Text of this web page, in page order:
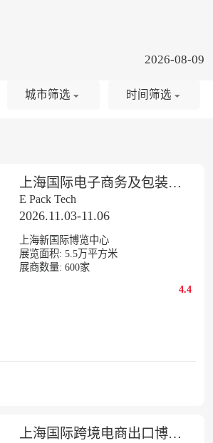
2026-08-09
上海国际电子商务及包装技术展览会
E Pack Tech
2026.11.03-11.06
上海新国际博览中心
展览面积: 5.5万平方米
展商数量: 600家
4.4
上海国际跨境电商出口博览会暨外贸工厂展-上海跨博会
城市筛选 时间筛选